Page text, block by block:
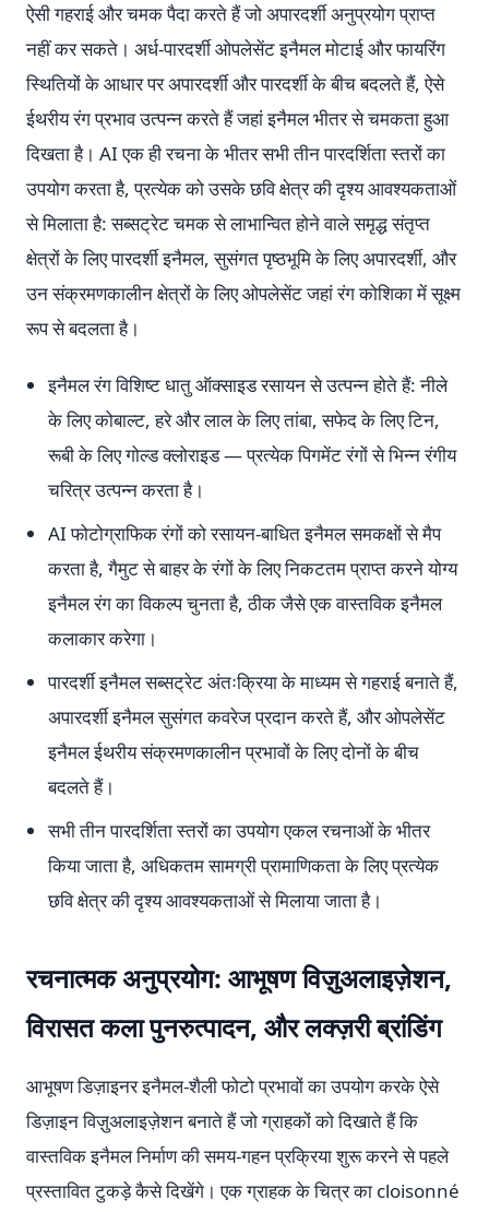
ऐसी गहराई और चमक पैदा करते हैं जो अपारदर्शी अनुप्रयोग प्राप्त
नहीं कर सकते। अर्ध-पारदर्शी ओपलेसेंट इनैमल मोटाई और फायरिंग
स्थितियों के आधार पर अपारदर्शी और पारदर्शी के बीच बदलते हैं, ऐसे
ईथरीय रंग प्रभाव उत्पन्न करते हैं जहां इनैमल भीतर से चमकता हुआ
दिखता है। AI एक ही रचना के भीतर सभी तीन पारदर्शिता स्तरों का
उपयोग करता है, प्रत्येक को उसके छवि क्षेत्र की दृश्य आवश्यकताओं
से मिलाता है: सब्सट्रेट चमक से लाभान्वित होने वाले समृद्ध संतृप्त
क्षेत्रों के लिए पारदर्शी इनैमल, सुसंगत पृष्ठभूमि के लिए अपारदर्शी, और
उन संक्रमणकालीन क्षेत्रों के लिए ओपलेसेंट जहां रंग कोशिका में सूक्ष्म
रूप से बदलता है।
इनैमल रंग विशिष्ट धातु ऑक्साइड रसायन से उत्पन्न होते हैं: नीले
के लिए कोबाल्ट, हरे और लाल के लिए तांबा, सफेद के लिए टिन,
रूबी के लिए गोल्ड क्लोराइड — प्रत्येक पिगमेंट रंगों से भिन्न रंगीय
चरित्र उत्पन्न करता है।
AI फोटोग्राफिक रंगों को रसायन-बाधित इनैमल समकक्षों से मैप
करता है, गैमुट से बाहर के रंगों के लिए निकटतम प्राप्त करने योग्य
इनैमल रंग का विकल्प चुनता है, ठीक जैसे एक वास्तविक इनैमल
कलाकार करेगा।
पारदर्शी इनैमल सब्सट्रेट अंतःक्रिया के माध्यम से गहराई बनाते हैं,
अपारदर्शी इनैमल सुसंगत कवरेज प्रदान करते हैं, और ओपलेसेंट
इनैमल ईथरीय संक्रमणकालीन प्रभावों के लिए दोनों के बीच
बदलते हैं।
सभी तीन पारदर्शिता स्तरों का उपयोग एकल रचनाओं के भीतर
किया जाता है, अधिकतम सामग्री प्रामाणिकता के लिए प्रत्येक
छवि क्षेत्र की दृश्य आवश्यकताओं से मिलाया जाता है।
रचनात्मक अनुप्रयोग: आभूषण विज़ुअलाइज़ेशन,
विरासत कला पुनरुत्पादन, और लक्ज़री ब्रांडिंग
आभूषण डिज़ाइनर इनैमल-शैली फोटो प्रभावों का उपयोग करके ऐसे
डिज़ाइन विज़ुअलाइज़ेशन बनाते हैं जो ग्राहकों को दिखाते हैं कि
वास्तविक इनैमल निर्माण की समय-गहन प्रक्रिया शुरू करने से पहले
प्रस्तावित टुकड़े कैसे दिखेंगे। एक ग्राहक के चित्र का cloisonné